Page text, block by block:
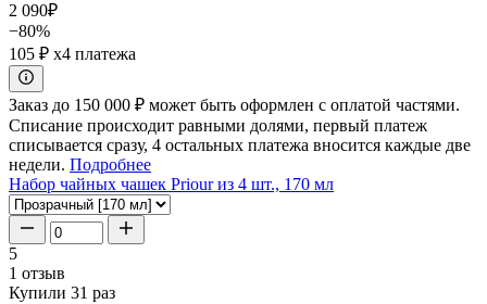
2 090₽
−80%
105 ₽ x4 платежа
Заказ до 150 000 ₽ может быть оформлен с оплатой частями.
Списание происходит равными долями, первый платеж
списывается сразу, 4 остальных платежа вносится каждые две
недели. Подробнее
Набор чайных чашек Priour из 4 шт., 170 мл
5
1 отзыв
Купили 31 раз